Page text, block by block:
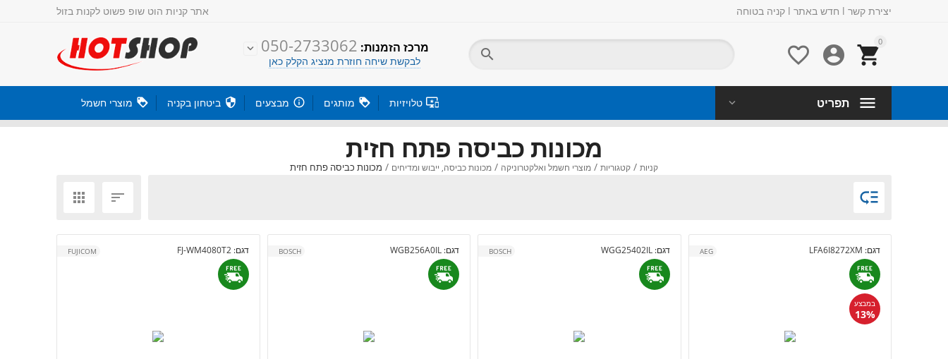
יצירת קשר חדש באתר קניה בטוחה אתר קניותהוט שופ פשוט לקנות בזול
0




050-2733062 :מרכז הזמנות 
לבקשת שיחה חוזרת מנציג הקלק כאן
תפריט  טלויזיות  מותגים  מבצעים  ביטחון בקניה  מוצרי חשמל
מכונות כביסה פתח חזית
קניות / קטגוריות / מוצרי חשמל ואלקטרוניקה / מכונות כביסה, ייבוש ומדיחים / מכונות כביסה פתח חזית



דגם: LFA6I8272XM
במבצע
13%
AEG דגם: WGG25402IL
BOSCH דגם: WGB256A0IL
BOSCH דגם: FJ-WM4080T2
FUJICOM